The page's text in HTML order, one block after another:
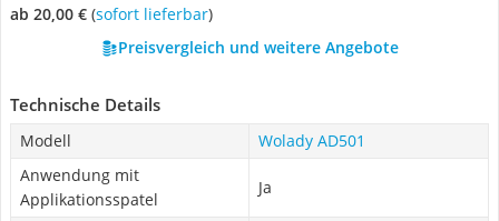
ab 20,00 € ( Sofort lieferbar)
Preisvergleich und weitere Angebote
Technische Details
Modell
Wolady AD501
Anwendung mit
Applikationsspatel
Ja